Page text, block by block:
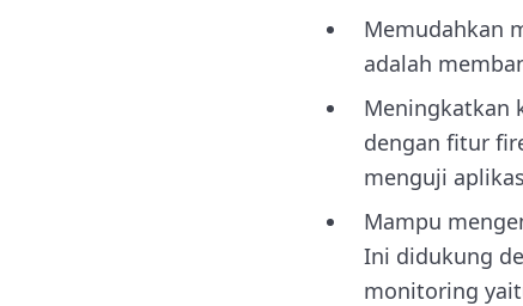
Memudahkan
adalah
Meningkatkan
dengan fitur
menguji
Mampu
Ini didukung
monitoring